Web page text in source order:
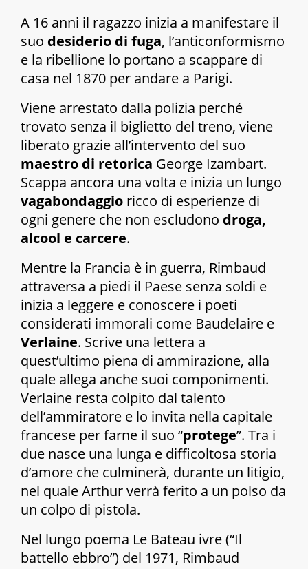
A 16 anni il ragazzo inizia a manifestare il
suo desiderio di fuga, l’anticonformismo
e la ribellione lo portano a scappare di
casa nel 1870 per andare a Parigi.
Viene arrestato dalla polizia perché
trovato senza il biglietto del treno, viene
liberato grazie all’intervento del suo
maestro di retorica George Izambart.
Scappa ancora una volta e inizia un lungo
vagabondaggio ricco di esperienze di
ogni genere che non escludono droga,
alcool e carcere.
Mentre la Francia è in guerra, Rimbaud
attraversa a piedi il Paese senza soldi e
inizia a leggere e conoscere i poeti
considerati immorali come Baudelaire e
Verlaine. Scrive una lettera a
quest’ultimo piena di ammirazione, alla
quale allega anche suoi componimenti.
Verlaine resta colpito dal talento
dell’ammiratore e lo invita nella capitale
francese per farne il suo “protege”. Tra i
due nasce una lunga e difficoltosa storia
d’amore che culminerà, durante un litigio,
nel quale Arthur verrà ferito a un polso da
un colpo di pistola.
Nel lungo poema Le Bateau ivre(“Il
battello ebbro”) del 1971, Rimbaud